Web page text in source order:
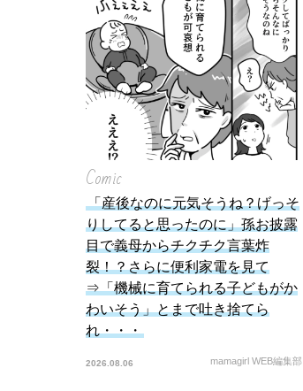
Comic
「産後なのに元気そうね？げっそ
りしてると思ったのに」孫お披露
目で義母からチクチク言葉炸
裂！？さらに便利家電を見て
⇒「機械に育てられる子どもがか
わいそう」とまで吐き捨てら
れ・・・
2026.08.06 mamagirl WEB編集部